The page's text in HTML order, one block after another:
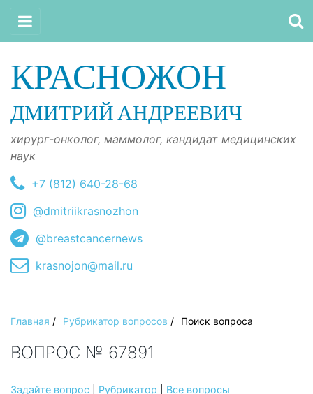
КРАСНОЖОН
ДМИТРИЙ АНДРЕЕВИЧ
хирург-онколог, маммолог, кандидат медицинских
наук
+7 (812) 640-28-68
@dmitriikrasnozhon
@breastcancernews
krasnojon@mail.ru
Главная / Рубрикатор вопросов / Поиск вопроса
ВОПРОС № 67891
Задайте вопрос Рубрикатор Все вопросы